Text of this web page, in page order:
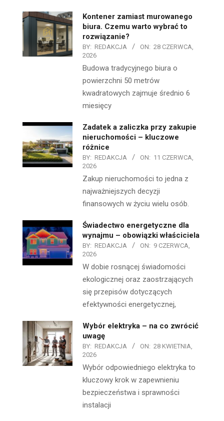
Kontener zamiast murowanego
biura. Czemu warto wybrać to
rozwiązanie?
BY: REDAKCJA ON: 28 CZERWCA,
2026
Budowa tradycyjnego biura o
powierzchni 50 metrów
kwadratowych zajmuje średnio 6
miesięcy
Zadatek a zaliczka przy zakupie
nieruchomości – kluczowe
różnice
BY: REDAKCJA ON: 11 CZERWCA,
2026
Zakup nieruchomości to jedna z
najważniejszych decyzji
finansowych w życiu wielu osób.
Świadectwo energetyczne dla
wynajmu – obowiązki właściciela
BY: REDAKCJA ON: 9 CZERWCA,
2026
W dobie rosnącej świadomości
ekologicznej oraz zaostrzających
się przepisów dotyczących
efektywności energetycznej,
Wybór elektryka – na co zwrócić
uwagę
BY: REDAKCJA ON: 28 KWIETNIA,
2026
Wybór odpowiedniego elektryka to
kluczowy krok w zapewnieniu
bezpieczeństwa i sprawności
instalacji